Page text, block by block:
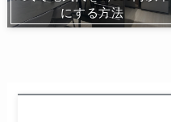
にする方法